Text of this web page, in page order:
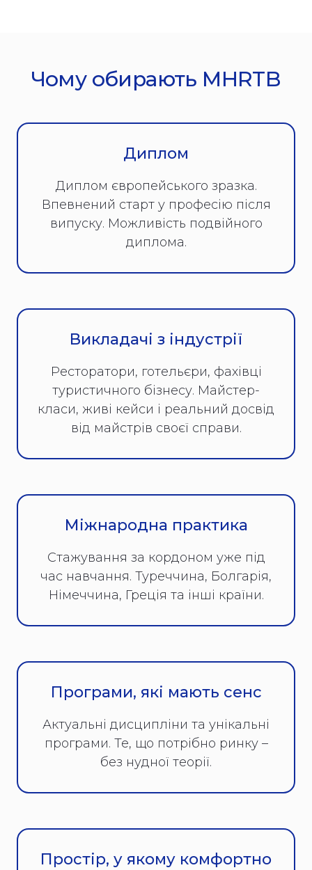
Чому обирають MHRTB
Диплом
Диплом європейського зразка.
Впевнений старт у професію після
випуску. Можливість подвійного
диплома.
Викладачі з індустрії
Ресторатори, готельєри, фахівці
туристичного бізнесу. Майстер-
класи, живі кейси і реальний досвід
від майстрів своєї справи.
Міжнародна практика
Стажування за кордоном уже під
час навчання. Туреччина, Болгарія,
Німеччина, Греція та інші країни.
Програми, які мають сенс
Актуальні дисципліни та унікальні
програми. Те, що потрібно ринку –
без нудної теорії.
Простір, у якому комфортно